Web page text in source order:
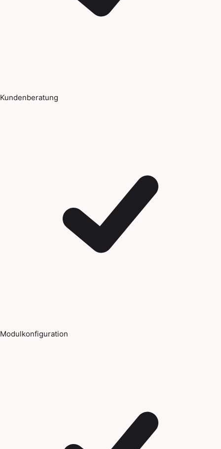
Kundenberatung
Modulkonfiguration